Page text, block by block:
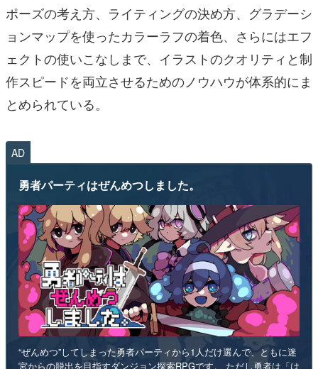
ポーズの考え方、ライティングの決め方、グラデーシ
ョンマップを使ったカラーラフの着色、さらにはエフ
ェクトの使いこなしまで、イラストのクオリティと制
作スピードを両立させるためのノウハウが体系的にま
とめられている。
AD
勇者パーティはぜんめつしました。
“ぜんめつ”してしまった勇者パーティから1人だけ選んで、ともに迷
宮からの脱出を目指すダンジョン探索RPGです。 ただし勇者は「は